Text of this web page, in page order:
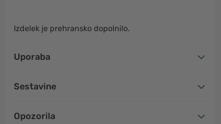
Izdelek je prehransko dopolnilo.
Uporaba
Sestavine
Opozorila